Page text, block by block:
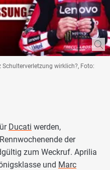
wirklich?, Foto:
Ducati werden,
der
zum Weckruf. Aprilia
und Marc